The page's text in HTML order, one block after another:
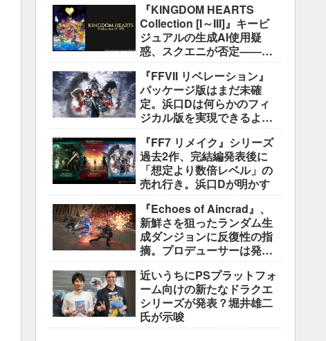
き”には不満
『KINGDOM HEARTS
Collection [I～III]』キービ
ジュアルの生成AI使用疑
惑、スクエニが否定――不
ス」
『FFVII リベレーション』
パッケージ版はまだ未確
定。浜口Dは何らかのフィ
ジカル版を実現できるよう
『FF7 リメイク』シリーズ
過去2作、完結編発表後に
「想定より数倍レベル」の
売れ行き。浜口Dが明かす
『Echoes of Aincrad』、
新鮮さを狙ったランダム生
成ダンジョンに反復性の指
摘。プロデューサーは発売
近いうちにPSプラットフォ
ーム向けの新たなドラクエ
シリーズが発表？堀井雄二
氏が示唆